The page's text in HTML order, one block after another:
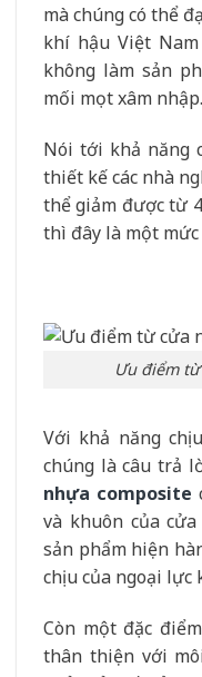
mà chúng có thể
khí hậu Việt
không làm sản
mối mọt xâm nhập.
Nói tới khả năng
thiết kế các nhà
thể giảm được từ
thì đây là một
Ưu điểm
Với khả năng
chúng là câu trả
nhựa composite
và khuôn của
sản phẩm hiện
chịu của ngoại lực
Còn một đặc
thân thiện với